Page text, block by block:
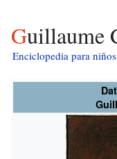
Enciclopedia para niños